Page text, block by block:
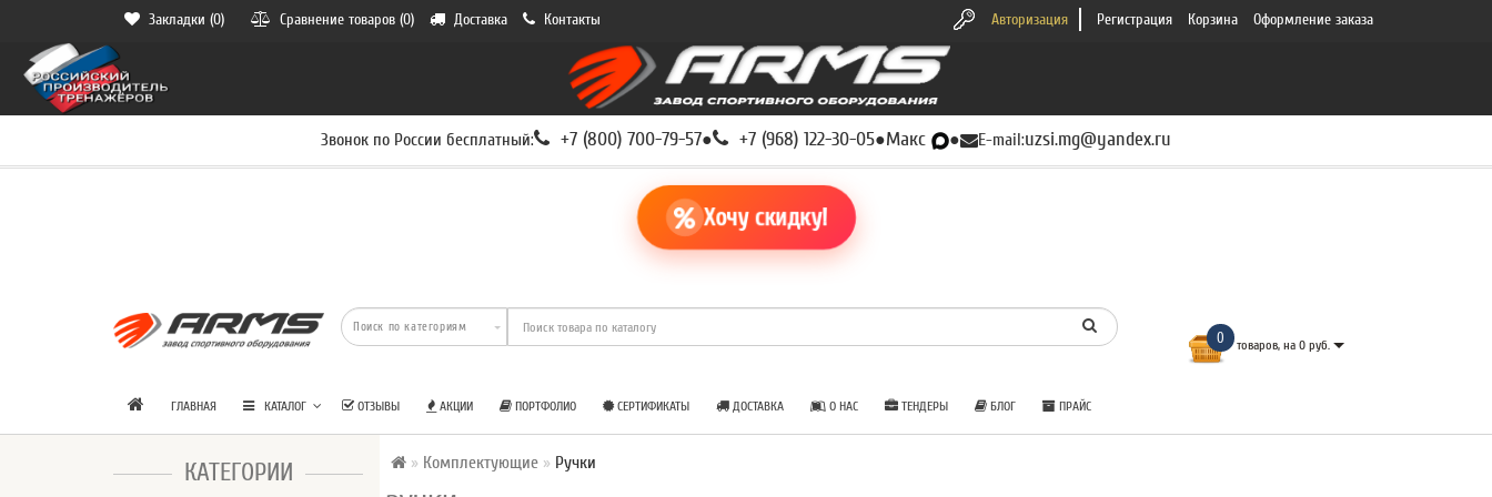
Закладки (0) Сравнение товаров (0) Доставка Контакты Авторизация Регистрация Корзина Оформление заказа
Звонок по России бесплатный: +7 (800) 700-79-57● +7 (968) 122-30-05●Макс ● E-mail:uzsi.mg@yandex.ru
Хочу скидку!
0 товаров, на 0 руб.
ГЛАВНАЯ КАТАЛОГ ОТЗЫВЫ АКЦИИ ПОРТФОЛИО СЕРТИФИКАТЫ ДОСТАВКА О НАС ТЕНДЕРЫ БЛОГ ПРАЙС
КАТЕГОРИИ Комплектующие Ручки